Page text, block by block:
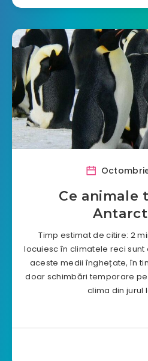
Ce animale
Timp estimat de citire: 2
locuiesc în climatele reci
aceste medii înghețate, în
doar schimbări temporare
clima din jurul